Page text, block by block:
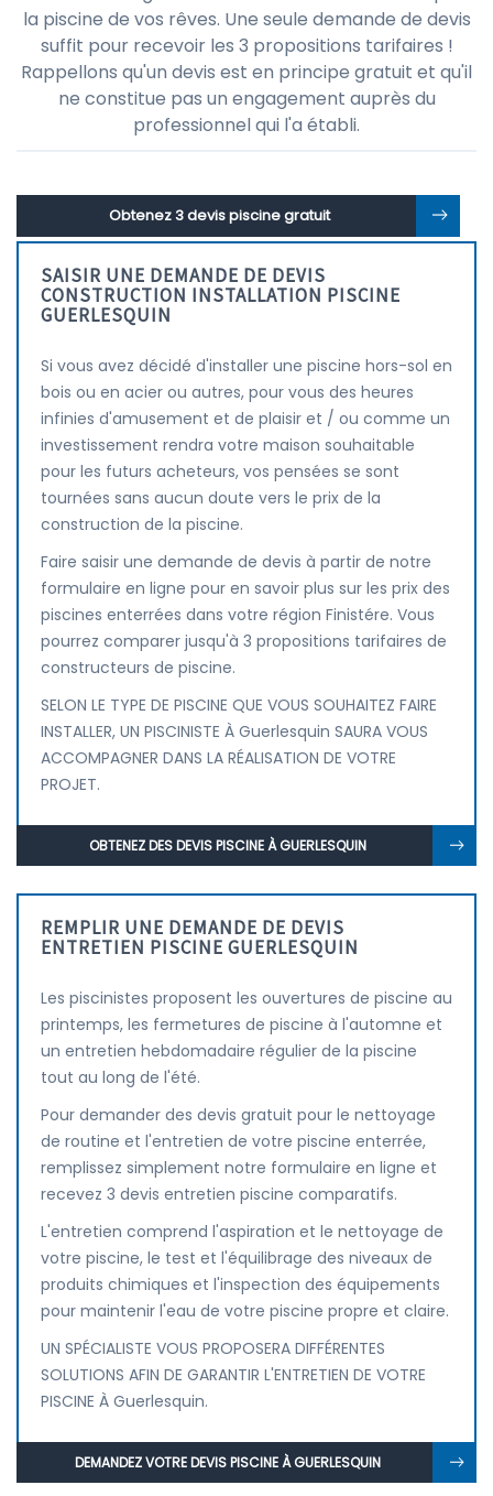
la piscine de vos rêves. Une seule demande de devis
suffit pour recevoir les 3 propositions tarifaires !
Rappellons qu'un devis est en principe gratuit et qu'il
ne constitue pas un engagement auprès du
professionnel qui l'a établi.
Obtenez 3 devis piscine gratuit
SAISIR UNE DEMANDE DE DEVIS
CONSTRUCTION INSTALLATION PISCINE
GUERLESQUIN
Si vous avez décidé d'installer une piscine hors-sol en
bois ou en acier ou autres, pour vous des heures
infinies d'amusement et de plaisir et / ou comme un
investissement rendra votre maison souhaitable
pour les futurs acheteurs, vos pensées se sont
tournées sans aucun doute vers le prix de la
construction de la piscine.
Faire saisir une demande de devis à partir de notre
formulaire en ligne pour en savoir plus sur les prix des
piscines enterrées dans votre région Finistére. Vous
pourrez comparer jusqu'à 3 propositions tarifaires de
constructeurs de piscine.
SELON LE TYPE DE PISCINE QUE VOUS SOUHAITEZ FAIRE
INSTALLER, UN PISCINISTE À Guerlesquin SAURA VOUS
ACCOMPAGNER DANS LA RÉALISATION DE VOTRE
PROJET.
OBTENEZ DES DEVIS PISCINE À GUERLESQUIN
REMPLIR UNE DEMANDE DE DEVIS
ENTRETIEN PISCINE GUERLESQUIN
Les piscinistes proposent les ouvertures de piscine au
printemps, les fermetures de piscine à l'automne et
un entretien hebdomadaire régulier de la piscine
tout au long de l'été.
Pour demander des devis gratuit pour le nettoyage
de routine et l'entretien de votre piscine enterrée,
remplissez simplement notre formulaire en ligne et
recevez 3 devis entretien piscine comparatifs.
L'entretien comprend l'aspiration et le nettoyage de
votre piscine, le test et l'équilibrage des niveaux de
produits chimiques et l'inspection des équipements
pour maintenir l'eau de votre piscine propre et claire.
UN SPÉCIALISTE VOUS PROPOSERA DIFFÉRENTES
SOLUTIONS AFIN DE GARANTIR L'ENTRETIEN DE VOTRE
PISCINE À Guerlesquin.
DEMANDEZ VOTRE DEVIS PISCINE À GUERLESQUIN